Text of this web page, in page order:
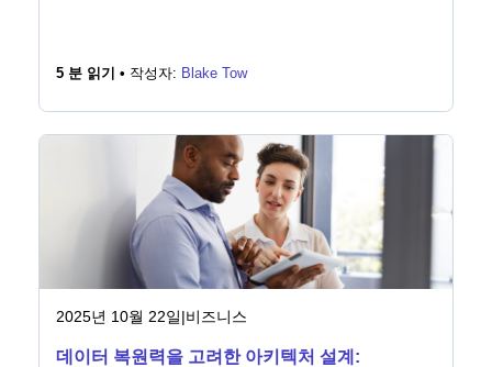
5 분 읽기 • 작성자: Blake Tow
2025년 10월 22일|비즈니스
데이터 복원력을 고려한 아키텍처 설계: